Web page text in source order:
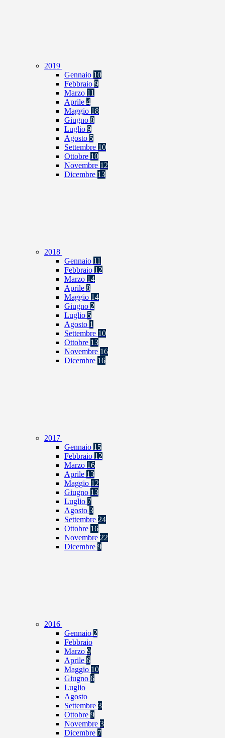
2019
Gennaio 10
Febbraio 9
Marzo 11
Aprile 4
Maggio 18
Giugno 8
Luglio 9
Agosto 5
Settembre 10
Ottobre 10
Novembre 12
Dicembre 13
2018
Gennaio 11
Febbraio 12
Marzo 14
Aprile 8
Maggio 14
Giugno 2
Luglio 5
Agosto 1
Settembre 10
Ottobre 13
Novembre 16
Dicembre 16
2017
Gennaio 15
Febbraio 12
Marzo 16
Aprile 13
Maggio 12
Giugno 13
Luglio 7
Agosto 3
Settembre 24
Ottobre 16
Novembre 22
Dicembre 9
2016
Gennaio 2
Febbraio
Marzo 9
Aprile 6
Maggio 10
Giugno 6
Luglio
Agosto
Settembre 3
Ottobre 9
Novembre 3
Dicembre 7